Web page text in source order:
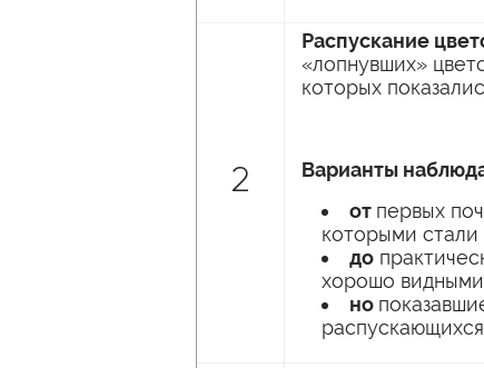
2
Распускание
«лопнувших»
которых
Варианты
от первых
которыми стали
до
хорошо
но